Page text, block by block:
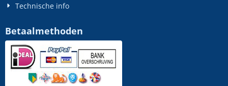
Technische info
Betaalmethoden